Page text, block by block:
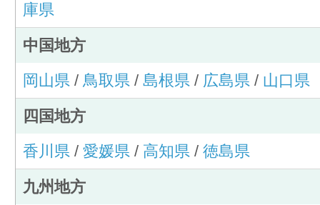
庫県
中国地方
岡山県/ 鳥取県/ 島根県/ 広島県/ 山口県
四国地方
香川県/ 愛媛県/ 高知県/ 徳島県
九州地方